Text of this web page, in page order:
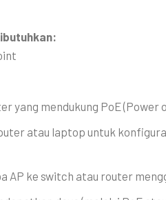
mendukung PoE (Power
atau laptop untuk
ke switch atau router